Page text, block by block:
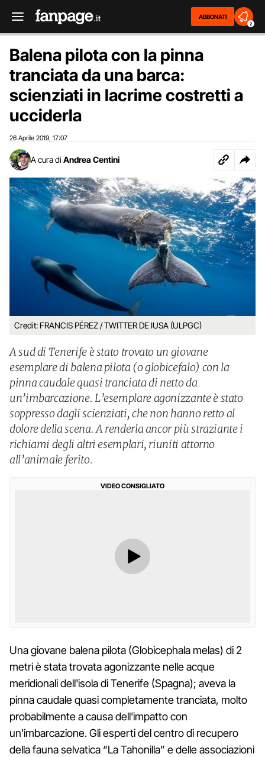
ABBONATI
2
Balena pilota con la pinna
tranciata da una barca:
scienziati in lacrime costretti a
ucciderla
26 Aprile 2019 17:07
A cura di Andrea Centini
Credit: FRANCIS PÉREZ / TWITTER DE IUSA (ULPGC)
A sud di Tenerife è stato trovato un giovane
esemplare di balena pilota (o globicefalo) con la
pinna caudale quasi tranciata di netto da
un’imbarcazione. L’esemplare agonizzante è stato
soppresso dagli scienziati, che non hanno retto al
dolore della scena. A renderla ancor più straziante i
richiami degli altri esemplari, riuniti attorno
all’animale ferito.
VIDEO CONSIGLIATO
Una giovane balena pilota (Globicephala melas) di 2
metri è stata trovata agonizzante nelle acque
meridionali dell'isola di Tenerife (Spagna); aveva la
pinna caudale quasi completamente tranciata, molto
probabilmente a causa dell'impatto con
un'imbarcazione. Gli esperti del centro di recupero
della fauna selvatica “La Tahonilla” e delle associazioni